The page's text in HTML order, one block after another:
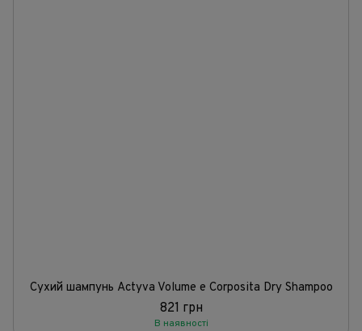
Сухий шампунь Actyva Volume e Corposita Dry Shampoo
821 грн
В наявності